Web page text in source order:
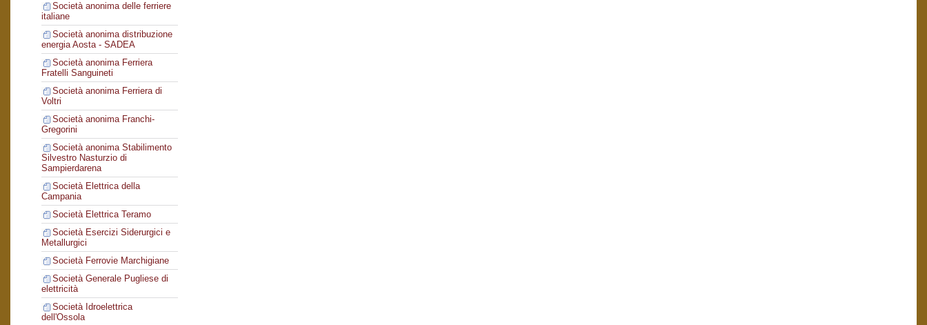
Società anonima delle ferriere
italiane
Società anonima distribuzione
energia Aosta - SADEA
Società anonima Ferriera
Fratelli Sanguineti
Società anonima Ferriera di
Voltri
Società anonima Franchi-
Gregorini
Società anonima Stabilimento
Silvestro Nasturzio di
Sampierdarena
Società Elettrica della
Campania
Società Elettrica Teramo
Società Esercizi Siderurgici e
Metallurgici
Società Ferrovie Marchigiane
Società Generale Pugliese di
elettricità
Società Idroelettrica
dell'Ossola